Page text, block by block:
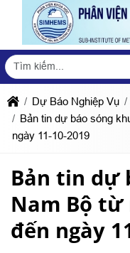
Dự Báo Nghiệp Vụ
Bản tin dự báo sóng
ngày 11-10-2019
Bản tin dự
Nam Bộ từ
đến ngày